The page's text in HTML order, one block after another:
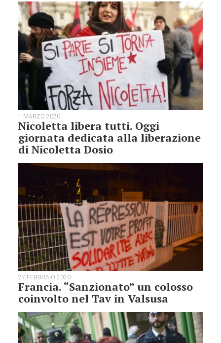
1 MARZO 2020
Nicoletta libera tutti. Oggi
giornata dedicata alla liberazione
di Nicoletta Dosio
27 FEBBRAIO 2020
Francia. “Sanzionato” un colosso
coinvolto nel Tav in Valsusa